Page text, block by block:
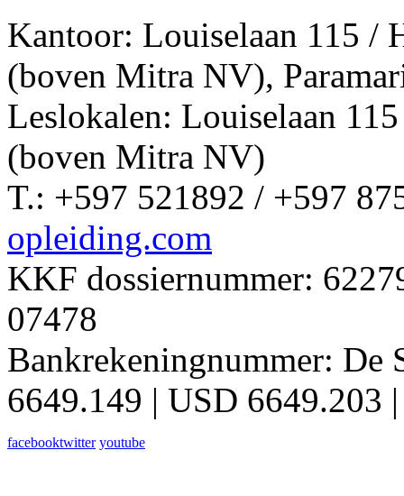
Kantoor: Louiselaan 115 /
(boven Mitra NV),
Leslokalen: Louiselaan
(boven Mitra NV)
T.: +597 521892 / +597
opleiding.com
KKF dossiernummer:
07478
Bankrekeningnummer: De
6649.149 | USD 6649.203
facebooktwitter youtube